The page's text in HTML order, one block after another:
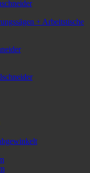
+ Arbeitstische